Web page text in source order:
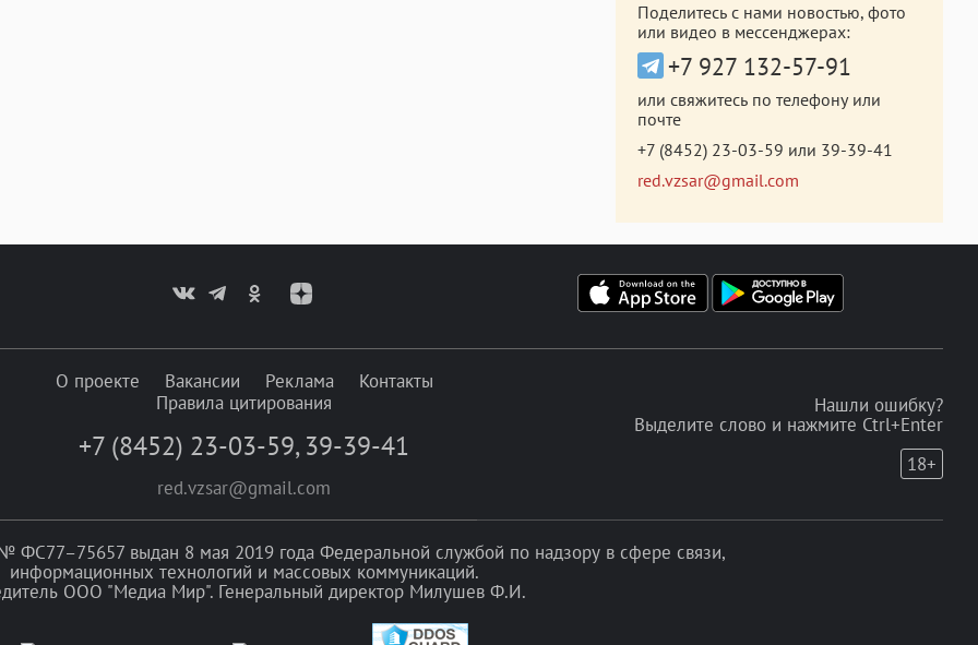
Поделитесь с нами новостью, фото
или видео в мессенджерах:
+7 927 132-57-91
или свяжитесь по телефону или
почте
+7 (8452) 23-03-59 или 39-39-41
red.vzsar@gmail.com
О проекте Вакансии Реклама
Контакты
Правила цитирования
+7 (8452) 23-03-59, 39-39-41
red.vzsar@gmail.com
Нашли ошибку?
Выделите слово и нажмите Ctrl+Enter
18+
ФС77–75657 выдан 8 мая 2019 года Федеральной службой по надзору в сфере связи,
информационных технологий и массовых коммуникаций.
ООО "Медиа Мир". Генеральный директор Милушев Ф.И.